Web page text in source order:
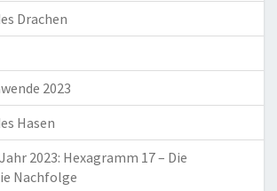
Drachen
2023
Hasen
2023: Hexagramm 17 – Die
Nachfolge